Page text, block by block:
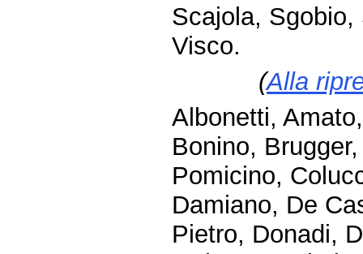
Scajola,
Visco.
(Alla
Albonetti,
Bonino,
Pomicino,
Damiano, De
Pietro, Donadi,